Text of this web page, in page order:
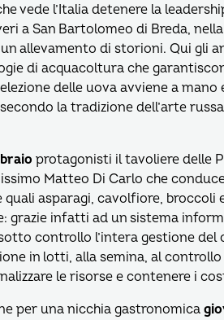
vede l’Italia detenere la
a San Bartolomeo di Breda,
allevamento di storioni. Qui gli
di acquacoltura che
delle uova avviene a
la tradizione dell’arte
protagonisti il tavoliere delle
Matteo Di Carlo che
asparagi, cavolfiore, broccoli
grazie infatti ad un sistema
controllo l’intera gestione
in lotti, alla semina, al
le risorse e contenere i
per una nicchia gastronomica